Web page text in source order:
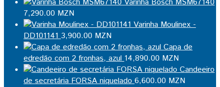
7,290.00 MZN
Varinha Moulinex -
DD101141 3,900.00 MZN
Capa de
edredão com 2 fronhas, azul 14,890.00 MZN
Candeeiro
de secretária FORSA niquelado 6,600.00 MZN